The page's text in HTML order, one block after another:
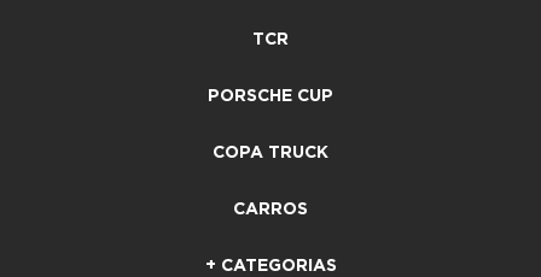
TCR
PORSCHE CUP
COPA TRUCK
CARROS
+ CATEGORIAS